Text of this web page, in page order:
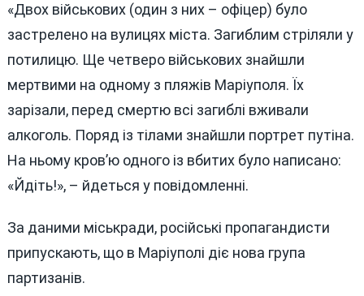
КРОВ’Ю
«Двох військових (один з них – офіцер) було
застрелено на вулицях міста. Загиблим стріляли у
потилицю. Ще четверо військових знайшли
мертвими на одному з пляжів Маріуполя. Їх
зарізали, перед смертю всі загиблі вживали
алкоголь. Поряд із тілами знайшли портрет путіна.
На ньому кров’ю одного із вбитих було написано:
«Йдіть!», – йдеться у повідомленні.
За даними міськради, російські пропагандисти
припускають, що в Маріуполі діє нова група
партизанів.